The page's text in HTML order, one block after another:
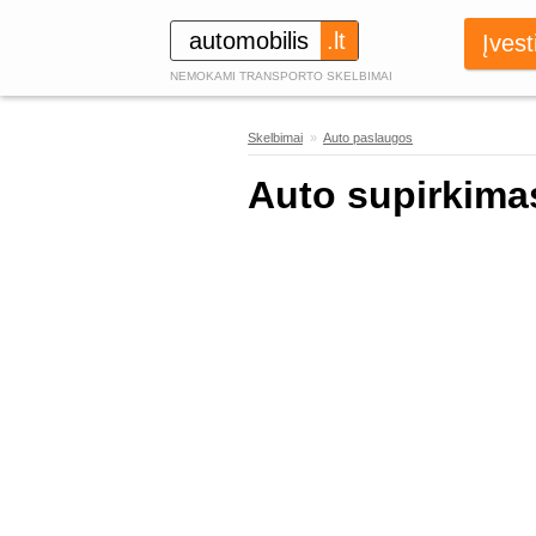
automobilis .lt
NEMOKAMI TRANSPORTO SKELBIMAI
Skelbimai » Auto paslaugos
Auto